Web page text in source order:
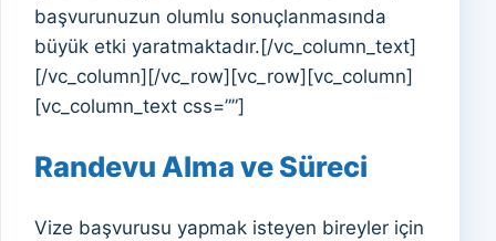
başvurunuzun olumlu sonuçlanmasında
büyük etki yaratmaktadır.[/vc_column_text]
[/vc_column][/vc_row][vc_row][vc_column]
[vc_column_text css=””]
Randevu Alma ve Süreci
Vize başvurusu yapmak isteyen bireyler için